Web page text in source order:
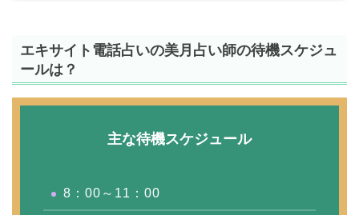
エキサイト電話占いの美月占い師の待機スケジュ
ールは？
主な待機スケジュール
8：00～11：00